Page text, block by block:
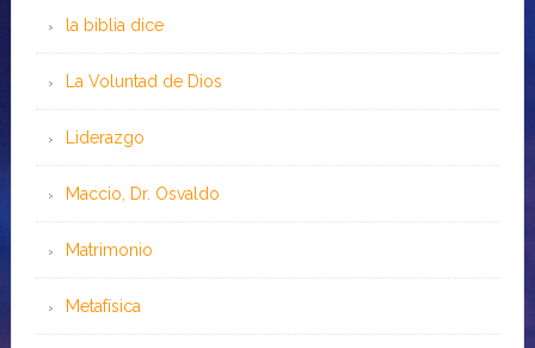
la biblia dice
La Voluntad de Dios
Liderazgo
Maccio, Dr. Osvaldo
Matrimonio
Metafísica